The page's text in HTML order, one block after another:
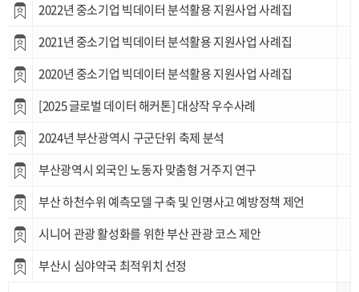
2022년 중소기업 빅데이터 분석활용 지원사업 사례집
2021년 중소기업 빅데이터 분석활용 지원사업 사례집
2020년 중소기업 빅데이터 분석활용 지원사업 사례집
[2025 글로벌 데이터 해커톤] 대상작 우수사례
2024년 부산광역시 구군단위 축제 분석
부산광역시 외국인 노동자 맞춤형 거주지 연구
부산 하천수위 예측모델 구축 및 인명사고 예방정책 제언
시니어 관광 활성화를 위한 부산 관광 코스 제안
부산시 심야약국 최적위치 선정